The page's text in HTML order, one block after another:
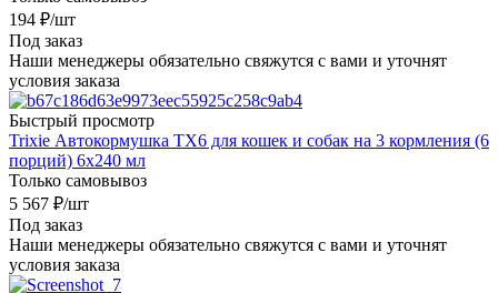
194 ₽/шт
Под заказ
Наши менеджеры обязательно свяжутся с вами и уточнят
условия заказа
Быстрый просмотр
Trixie Автокормушка TX6 для кошек и собак на 3 кормления (6
порций) 6х240 мл
Только самовывоз
5 567 ₽/шт
Под заказ
Наши менеджеры обязательно свяжутся с вами и уточнят
условия заказа